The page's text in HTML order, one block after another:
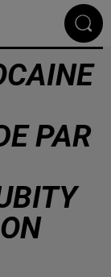
PAR